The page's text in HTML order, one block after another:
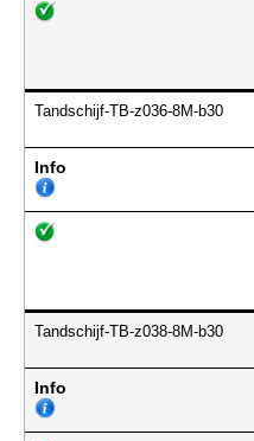
Tandschijf-TB-z036-8M-b30
Info
Tandschijf-TB-z038-8M-b30
Info